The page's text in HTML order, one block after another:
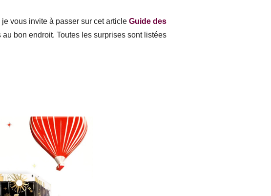
vous invite à passer sur cet article Guide des
bon endroit. Toutes les surprises sont listées